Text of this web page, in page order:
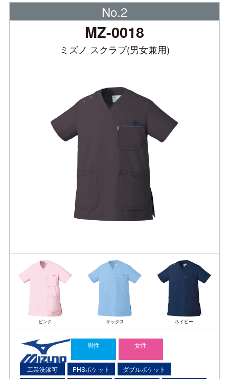
No.2
MZ-0018
ミズノ スクラブ(男女兼用)
ピンク サックス ネイビー
男性 女性
工業洗濯可 PHSポケット
ダブルポケット